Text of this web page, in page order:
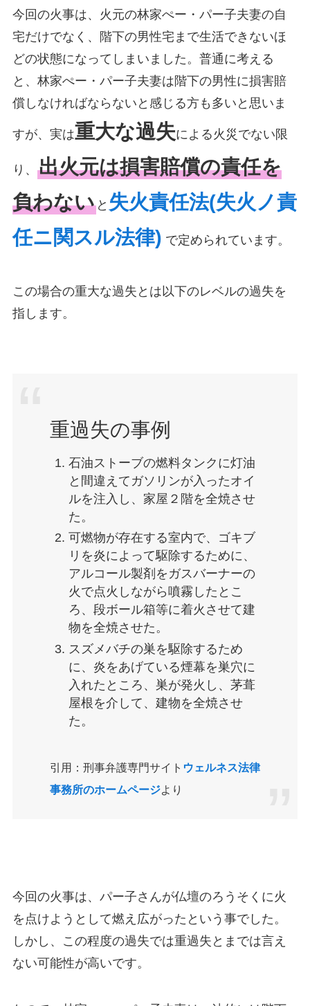
今回の火事は、火元の林家ぺー・パー子夫妻の自
宅だけでなく、階下の男性宅まで生活できないほ
どの状態になってしまいました。普通に考える
と、林家ぺー・パー子夫妻は階下の男性に損害賠
償しなければならないと感じる方も多いと思いま
すが、実は重大な過失による火災でない限
り、 出火元は損害賠償の責任を
負わないと 失火責任法(失火ノ責
任ニ関スル法律) で定められています。
この場合の重大な過失とは以下のレベルの過失を
指します。
重過失の事例
石油ストーブの燃料タンクに灯油
と間違えてガソリンが入ったオイ
ルを注入し、家屋２階を全焼させ
た。
可燃物が存在する室内で、ゴキブ
リを炎によって駆除するために、
アルコール製剤をガスバーナーの
火で点火しながら噴霧したとこ
ろ、段ボール箱等に着火させて建
物を全焼させた。
スズメバチの巣を駆除するため
に、炎をあげている煙幕を巣穴に
入れたところ、巣が発火し、茅葺
屋根を介して、建物を全焼させ
た。
引用：刑事弁護専門サイト ウェルネス法律
事務所のホームページより
今回の火事は、パー子さんが仏壇のろうそくに火
を点けようとして燃え広がったという事でした。
しかし、この程度の過失では重過失とまでは言え
ない可能性が高いです。